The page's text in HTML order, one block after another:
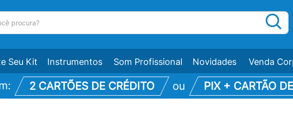
Seu Kit Instrumentos Som Profissional Novidades Venda
2 CARTÕES DE CRÉDITO ou PIX + CARTÃO